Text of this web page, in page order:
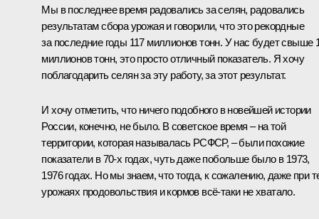
Мы в последнее время радовались за селян, радовались
результатам сбора урожая и говорили, что это рекордные
за последние годы 117 миллионов тонн. У нас будет свыше
миллионов тонн, это просто отличный показатель. Я хочу
поблагодарить селян за эту работу, за этот результат.
И хочу отметить, что ничего подобного в новейшей истории
России, конечно, не было. В советское время – на той
территории, которая называлась РСФСР, – были похожие
показатели в 70-х годах, чуть даже побольше было в 1973,
1976 годах. Но мы знаем, что тогда, к сожалению, даже при
урожаях продовольствия и кормов всё-таки не хватало.